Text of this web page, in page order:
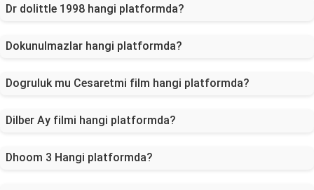
Dr dolittle 1998 hangi platformda?
Dokunulmazlar hangi platformda?
Dogruluk mu Cesaretmi film hangi platformda?
Dilber Ay filmi hangi platformda?
Dhoom 3 Hangi platformda?